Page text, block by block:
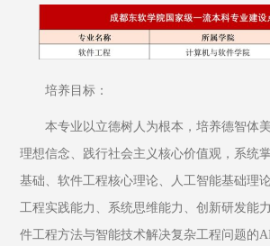
培养目标：
本专业以立德树人为根本，培养德智体
理想信念、践行社会主义核心价值观，系统
基础、软件工程核心理论、人工智能基础理
工程实践能力、系统思维能力、创新研发能
件工程方法与智能技术解决复杂工程问题的